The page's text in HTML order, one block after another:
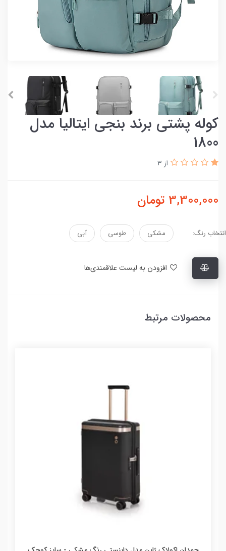
کوله پشتی برند بنجی ایتالیا مدل
1800
از 3
3,300,000 تومان
انتخاب رنگ: مشکی طوسی آبی
محصولات مرتبط